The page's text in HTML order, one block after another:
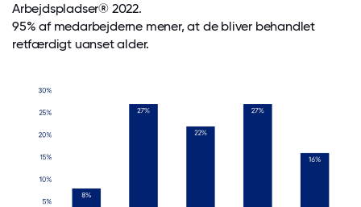
Arbejdspladser® 2022.
95% af medarbejderne mener, at de bliver behandlet
retfærdigt uanset alder.